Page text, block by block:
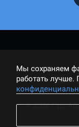
© 2026 Про
Мы cохраняем
работать лучше.